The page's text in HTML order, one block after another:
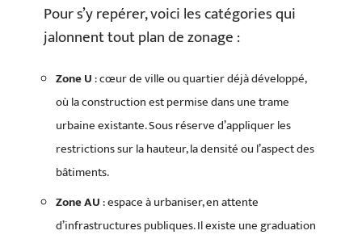
Pour s’y repérer, voici les catégories qui
jalonnent tout plan de zonage :
Zone U: cœur de ville ou quartier déjà développé,
où la construction est permise dans une trame
urbaine existante. Sous réserve d’appliquer les
restrictions sur la hauteur, la densité ou l’aspect des
bâtiments.
Zone AU: espace à urbaniser, en attente
d’infrastructures publiques. Il existe une graduation